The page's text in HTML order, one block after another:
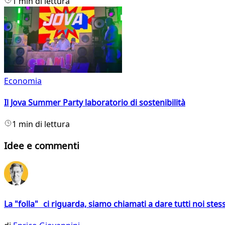
Economia
Il Jova Summer Party laboratorio di sostenibilità
1 min di lettura
Idee e commenti
La "folla" ci riguarda, siamo chiamati a dare tutti noi